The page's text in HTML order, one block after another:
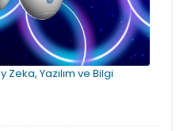
Yazılım ve Bilgi